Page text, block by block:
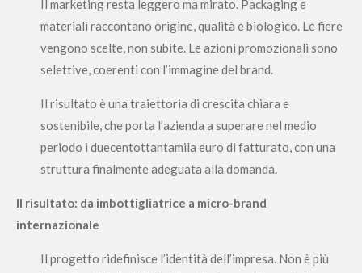
Il marketing resta leggero ma mirato. Packaging e
materiali raccontano origine, qualità e biologico. Le fiere
vengono scelte, non subite. Le azioni promozionali sono
selettive, coerenti con l’immagine del brand.
Il risultato è una traiettoria di crescita chiara e
sostenibile, che porta l’azienda a superare nel medio
periodo i duecentottantamila euro di fatturato, con una
struttura finalmente adeguata alla domanda.
Il risultato: da imbottigliatrice a micro-brand
internazionale
Il progetto ridefinisce l’identità dell’impresa. Non è più